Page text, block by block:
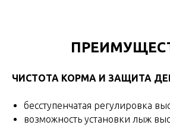
ЧИСТОТА КОРМА И ЗАЩИТА
бесступенчатая регулировка
возможность установки лыж